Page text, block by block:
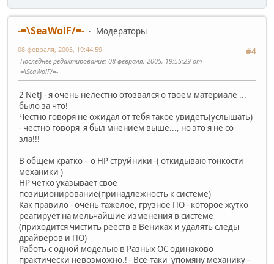
-=\SeaWolF/=-
Модераторы
#4
08 февраля, 2005, 19:44:59
Последнее редактирование: 08 февраля, 2005, 19:55:29 от -
=\SeaWolF/=-
2 NetJ - я очень нелестно отозвался о твоем материале ...
было за что!
Честно говоря не ожидал от тебя такое увидеть(услышать)
- честно говоря я был мнением выше..., но это я не со
зла!!!
В общем кратко - о HP струйники -( откидываю тонкости
механики )
HP четко указывает свое
позиционирование(принадлежность к системе)
Как правило - очень тажелое, грузное ПО - которое жутко
реагирует на мельчайшие изменения в системе
(приходится чистить рееств в Вениках и удалять следы
драйверов и ПО)
Работь с одной моделью в Разных ОС одинаково
практически невозможно.! - Все-таки упомяну механику -